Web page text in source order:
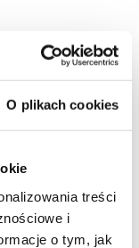
O plikach cookies
treści
i
o tym, jak
Akademii
z
Chorób
Marka